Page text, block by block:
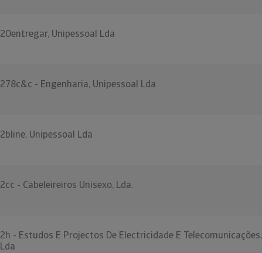
20entregar, Unipessoal Lda
278c&c - Engenharia, Unipessoal Lda
2bline, Unipessoal Lda
2cc - Cabeleireiros Unisexo, Lda.
2h - Estudos E Projectos De Electricidade E Telecomunicações,
Lda